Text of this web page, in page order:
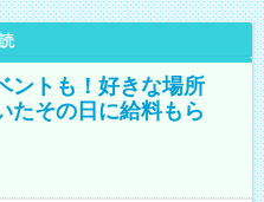
ントも！好きな場所
その日に給料もら